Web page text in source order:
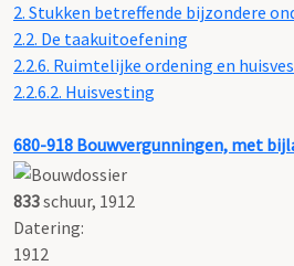
2. Stukken betreffende bijzondere
2.2. De taakuitoefening
2.2.6. Ruimtelijke ordening en
2.2.6.2. Huisvesting
680-918 Bouwvergunningen, met
833schuur, 1912
Datering:
1912